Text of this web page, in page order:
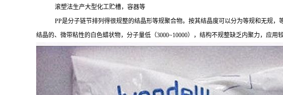
滚塑法生产大型化工贮槽，容器等
PP是分子链节排列得很规整的结晶形等规聚合物。按其结晶度可以分为等规和无规，
结晶的、微带粘性的白色蜡状物，分子量低（3000~10000），结构不规整缺乏内聚力，应用较